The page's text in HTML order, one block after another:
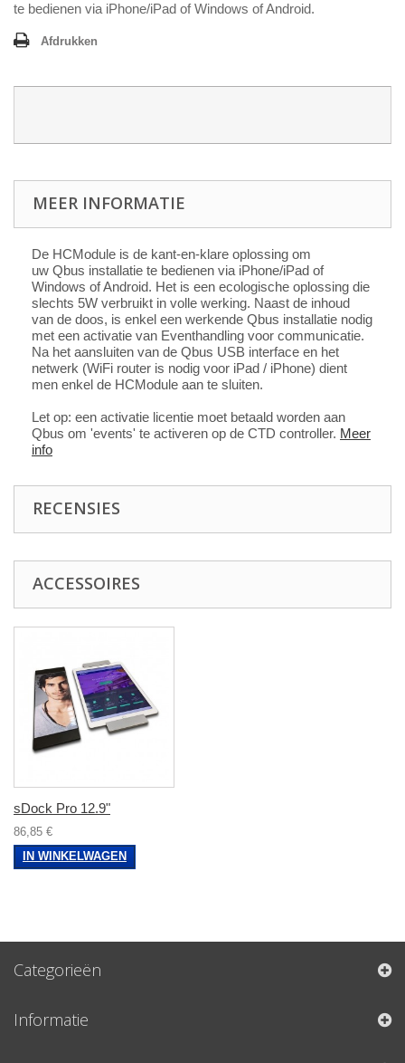
te bedienen via iPhone/iPad of Windows of Android.
Afdrukken
MEER INFORMATIE
De HCModule is de kant-en-klare oplossing om
uw Qbus installatie te bedienen via iPhone/iPad of
Windows of Android. Het is een ecologische oplossing die
slechts 5W verbruikt in volle werking. Naast de inhoud
van de doos, is enkel een werkende Qbus installatie nodig
met een activatie van Eventhandling voor communicatie.
Na het aansluiten van de Qbus USB interface en het
netwerk (WiFi router is nodig voor iPad / iPhone) dient
men enkel de HCModule aan te sluiten.
Let op: een activatie licentie moet betaald worden aan
Qbus om 'events' te activeren op de CTD controller. Meer
info
RECENSIES
ACCESSOIRES
sDock Pro 12.9"
86,85 €
IN WINKELWAGEN
Categorieën
Informatie